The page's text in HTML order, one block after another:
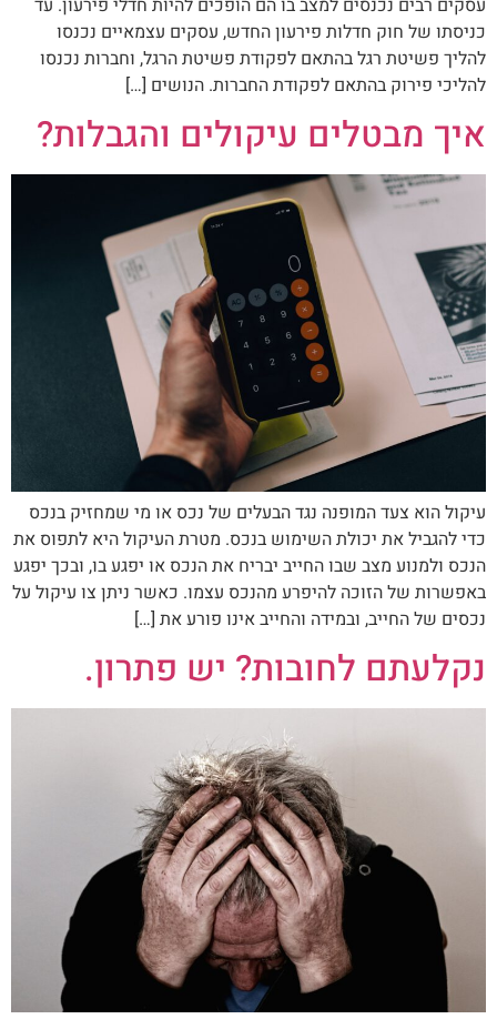
עסקים רבים נכנסים למצב בו הם הופכים להיות חדלי פירעון. עד
כניסתו של חוק חדלות פירעון החדש, עסקים עצמאיים נכנסו
להליך פשיטת רגל בהתאם לפקודת פשיטת הרגל, וחברות נכנסו
להליכי פירוק בהתאם לפקודת החברות. הנושים […]
איך מבטלים עיקולים והגבלות?
עיקול הוא צעד המופנה נגד הבעלים של נכס או מי שמחזיק בנכס
כדי להגביל את יכולת השימוש בנכס. מטרת העיקול היא לתפוס את
הנכס ולמנוע מצב שבו החייב יבריח את הנכס או יפגע בו, ובכך יפגע
באפשרות של הזוכה להיפרע מהנכס עצמו. כאשר ניתן צו עיקול על
נכסים של החייב, ובמידה והחייב אינו פורע את […]
נקלעתם לחובות? יש פתרון.